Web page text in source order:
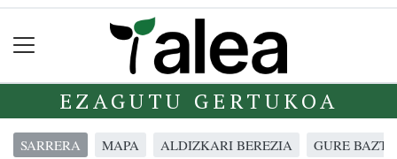
EZAGUTU GERTUKOA
SARRERA MAPA ALDIZKARI BEREZIA GURE